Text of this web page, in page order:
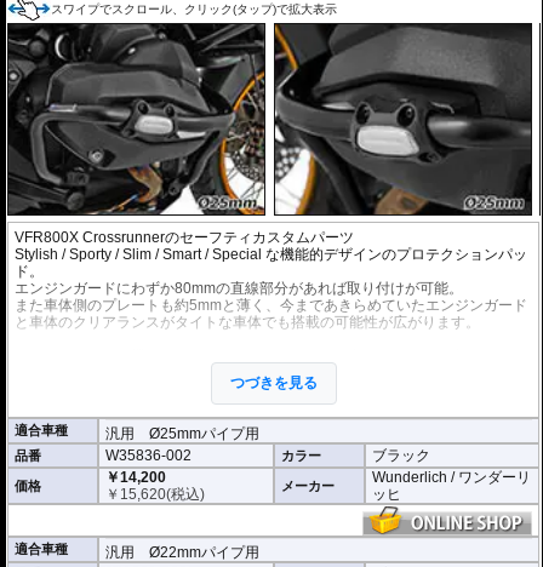
スワイプでスクロール、クリック(タップ)で拡大表示
VFR800X Crossrunnerのセーフティカスタムパーツ
Stylish / Sporty / Slim / Smart / Special な機能的デザインのプロテクションパッ
ド。
エンジンガードにわずか80mmの直線部分があれば取り付けが可能。
また車体側のプレートも約5mmと薄く、今まであきらめていたエンジンガード
と車体のクリアランスがタイトな車体でも搭載の可能性が広がります。
パットは高剛性エンジニアリング樹脂を採用。また、 パット正面にはアルミニ
ウム製プレートを設置することで、機能的なイメージを演出。
多くのエンシンガード、タンクガードに設置可能。(サイズ情報をもとに事前に
ご確認ください)
本体寸法 : 80mm x 55mm
車体側クランプ部分の厚さ : 約5mm
左右セット
つづきを見る
適合車種 汎用 Ø25mmパイプ用
品番 W35836-002 カラー ブラック
価格
￥14,200
￥ 15,620(税込) メーカー
Wunderlich / ワンダーリ
ッヒ
適合車種 汎用 Ø22mmパイプ用